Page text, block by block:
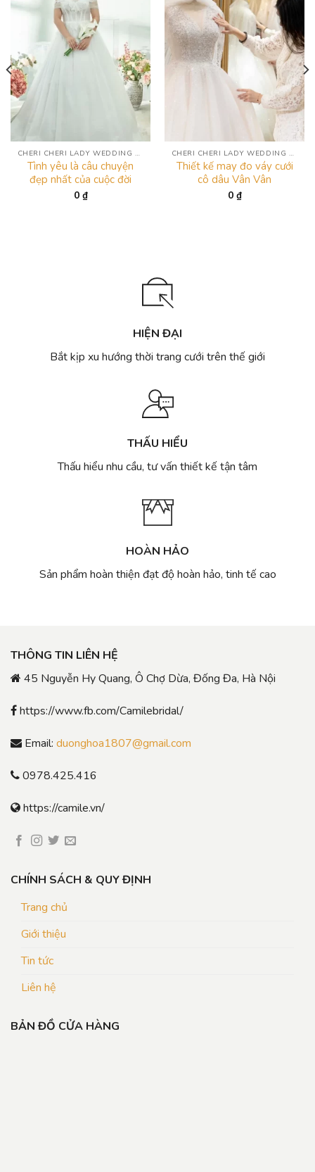
CHERI CHERI LADY WEDDING DRESS COLLECTION
Tình yêu là câu chuyện
đẹp nhất của cuộc đời
0 ₫
CHERI CHERI LADY WEDDING DRESS COLLECTION
Thiết kế may đo váy cưới
cô dâu Vân Vân
0 ₫
HIỆN ĐẠI
Bắt kịp xu hướng thời trang cưới trên thế giới
THẤU HIỂU
Thấu hiểu nhu cầu, tư vấn thiết kế tận tâm
HOÀN HẢO
Sản phẩm hoàn thiện đạt độ hoàn hảo, tinh tế cao
THÔNG TIN LIÊN HỆ
45 Nguyễn Hy Quang, Ô Chợ Dừa, Đống Đa, Hà Nội
https://www.fb.com/Camilebridal/
Email: duonghoa1807@gmail.com
0978.425.416
https://camile.vn/
CHÍNH SÁCH & QUY ĐỊNH
Trang chủ
Giới thiệu
Tin tức
Liên hệ
BẢN ĐỒ CỬA HÀNG